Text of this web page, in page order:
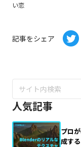
い恋
記事をシェア
人気記事
プロ
成す